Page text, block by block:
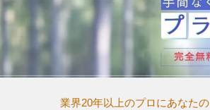
業界20年以上のプロにあなたの